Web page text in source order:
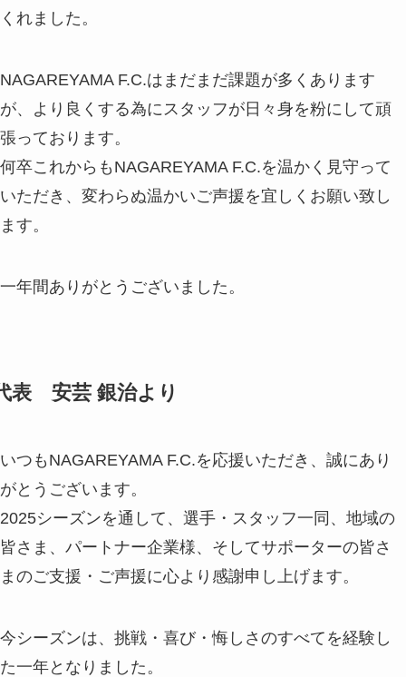
くれました。
NAGAREYAMA F.C.はまだまだ課題が多くあります
が、より良くする為にスタッフが日々身を粉にして頑
張っております。
何卒これからもNAGAREYAMA F.C.を温かく見守って
いただき、変わらぬ温かいご声援を宜しくお願い致し
ます。
一年間ありがとうございました。
表 安芸 銀治より
いつもNAGAREYAMA F.C.を応援いただき、誠にあり
がとうございます。
2025シーズンを通して、選手・スタッフ一同、地域の
皆さま、パートナー企業様、そしてサポーターの皆さ
まのご支援・ご声援に心より感謝申し上げます。
今シーズンは、挑戦・喜び・悔しさのすべてを経験し
た一年となりました。